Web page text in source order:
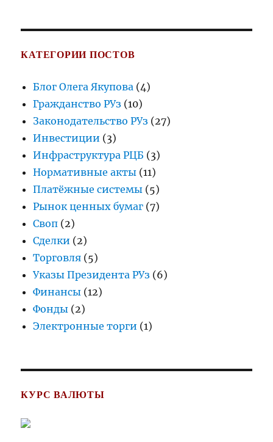
КАТЕГОРИИ ПОСТОВ
Блог Олега Якупова (4)
Гражданство РУз (10)
Законодательство РУз (27)
Инвестиции (3)
Инфраструктура РЦБ (3)
Нормативные акты (11)
Платёжные системы (5)
Рынок ценных бумаг (7)
Своп (2)
Сделки (2)
Торговля (5)
Указы Президента РУз (6)
Финансы (12)
Фонды (2)
Электронные торги (1)
КУРС ВАЛЮТЫ